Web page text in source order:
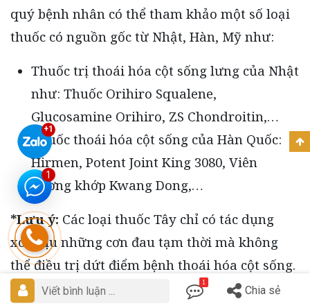
quý bệnh nhân có thể tham khảo một số loại
thuốc có nguồn gốc từ Nhật, Hàn, Mỹ như:
Thuốc trị thoái hóa cột sống lưng của Nhật
như: Thuốc Orihiro Squalene,
Glucosamine Orihiro, ZS Chondroitin,…
Thuốc thoái hóa cột sống của Hàn Quốc:
Hirmen, Potent Joint King 3080, Viên
xương khớp Kwang Dong,…
*Lưu ý: Các loại thuốc Tây chỉ có tác dụng
xoa dịu những cơn đau tạm thời mà không
thể điều trị dứt điểm bệnh thoái hóa cột sống.
Người bệnh không nên lạm dụng thuốc, cần
Viết bình luận ...
1
Chia sẻ
1